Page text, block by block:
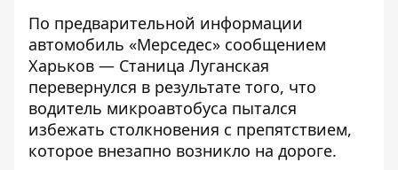
По предварительной информации
автомобиль «Мерседес» сообщением
Харьков — Станица Луганская
перевернулся в результате того, что
водитель микроавтобуса пытался
избежать столкновения с препятствием,
которое внезапно возникло на дороге.